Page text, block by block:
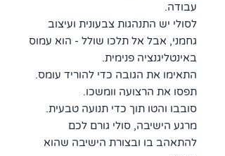
עבודה.
לסולי יש התנהגות צבעונית ועיצוב
גחמני, אבל אל תלכו שולל - הוא עמוס
באינטליגנציה פנימית.
התאימו את הגובה כדי להוריד עומס.
תפסו את הרצועה וומשכו.
סובבו והטו תוך כדי תנועה טבעית.
מרגע הישיבה, סולי גורם לכם
להתאהב בו ובצורת הישיבה שהוא